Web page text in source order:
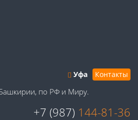
Уфа Контакты
по РФ и Миру.
+7 (987) 144-81-36